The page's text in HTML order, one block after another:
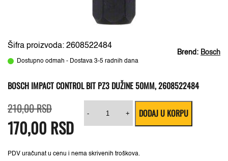
Brend: Bosch
Šifra proizvoda: 2608522484
Dostupno odmah - Dostava 3-5 radnih dana
BOSCH IMPACT CONTROL BIT PZ3 DUŽINE 50MM, 2608522484
210,00RSDcena
je
bila:
210,00 RSD.
170,00 RSD
cena
je:
170,00 RSD.
PDV uračunat u cenu i nema skrivenih troškova.
-
Impact
bit
50mm,
+ DODAJ U KORPU